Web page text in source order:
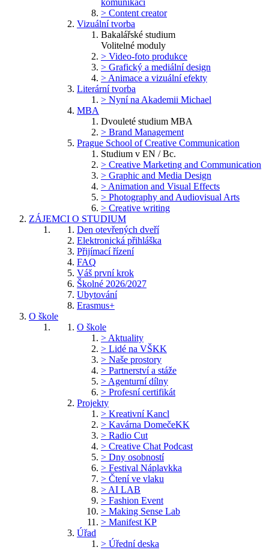
komunikací
> Content creator
Vizuální tvorba
Bakalářské studium
Volitelné moduly
> Video-foto produkce
> Grafický a mediální design
> Animace a vizuální efekty
Literární tvorba
> Nyní na Akademii Michael
MBA
Dvouleté studium MBA
> Brand Management
Prague School of Creative Communication
Studium v EN / Bc.
> Creative Marketing and Communication
> Graphic and Media Design
> Animation and Visual Effects
> Photography and Audiovisual Arts
> Creative writing
ZÁJEMCI O STUDIUM
Den otevřených dveří
Elektronická přihláška
Přijímací řízení
FAQ
Váš první krok
Školné 2026/2027
Ubytování
Erasmus+
O škole
O škole
> Aktuality
> Lidé na VŠKK
> Naše prostory
> Partnerství a stáže
> Agenturní dílny
> Profesní certifikát
Projekty
> Kreativní Kancl
> Kavárna DomečeKK
> Radio Cut
> Creative Chat Podcast
> Dny osobností
> Festival Náplavkka
> Čtení ve vlaku
> AI LAB
> Fashion Event
> Making Sense Lab
> Manifest KP
Úřad
> Úřední deska